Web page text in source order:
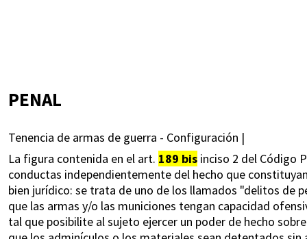
PENAL
Tenencia de armas de guerra - Configuración |
La figura contenida en el art. 189 bis inciso 2 del Código
conductas independientemente del hecho que
bien jurídico: se trata de uno de los llamados "delitos de
que las armas y/o las municiones tengan capacidad
tal que posibilite al sujeto ejercer un poder de hecho